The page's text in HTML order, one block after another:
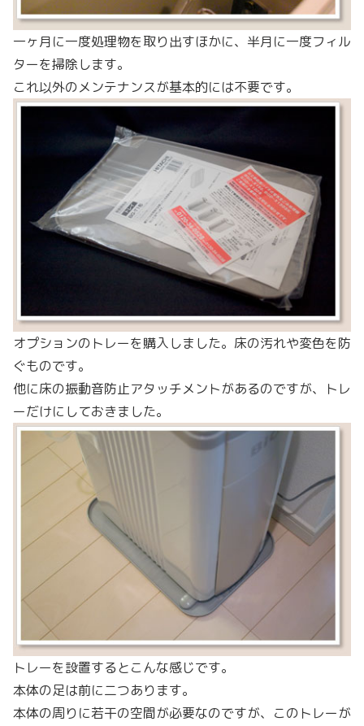
一ヶ月に一度処理物を取り出すほかに、半月に一度フィル
ターを掃除します。
これ以外のメンテナンスが基本的には不要です。
オプションのトレーを購入しました。床の汚れや変色を防
ぐものです。
他に床の振動音防止アタッチメントがあるのですが、トレ
ーだけにしておきました。
トレーを設置するとこんな感じです。
本体の足は前に二つあります。
本体の周りに若干の空間が必要なのですが、このトレーが